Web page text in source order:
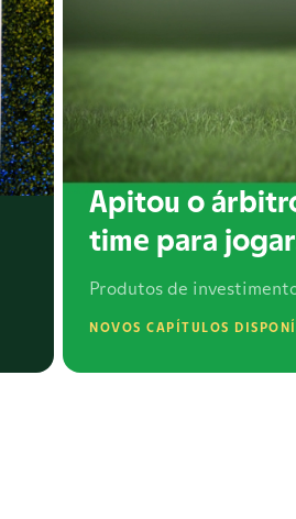
Apitou o
time para
Produtos de
NOVOS CAPÍTULOS